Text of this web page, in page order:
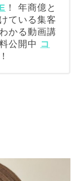
！ 年商億と
ている集客
かる動画講
公開中 コ